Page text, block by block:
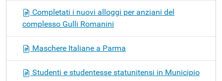
Completati i nuovi alloggi per anziani del
complesso Gulli Romanini
Maschere Italiane a Parma
Studenti e studentesse statunitensi in Municipio